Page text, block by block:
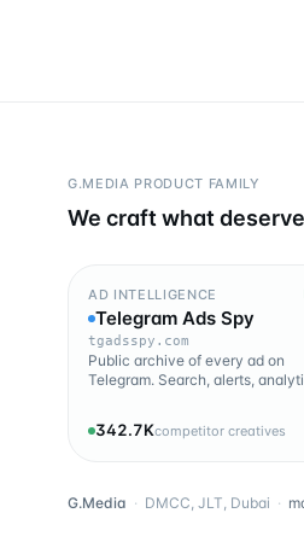
G.MEDIA PRODUCT FAMILY
We craft what
AD INTELLIGENCE
Telegram Ads Spy
tgadsspy.com
Public archive of every ad on
Telegram. Search, alerts,
342.7Kcompetitor creatives
G.Media · DMCC, JLT, Dubai ·